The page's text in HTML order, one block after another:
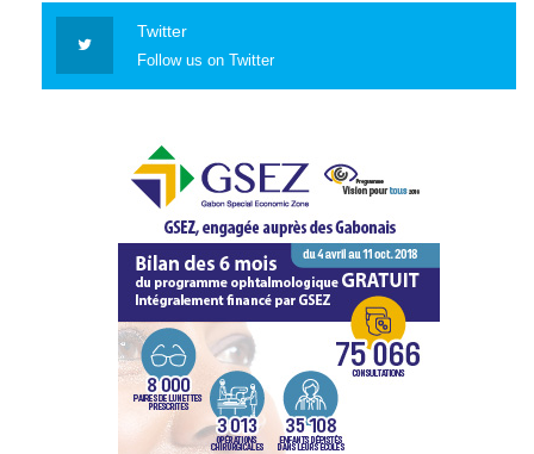
Twitter
Follow us on Twitter